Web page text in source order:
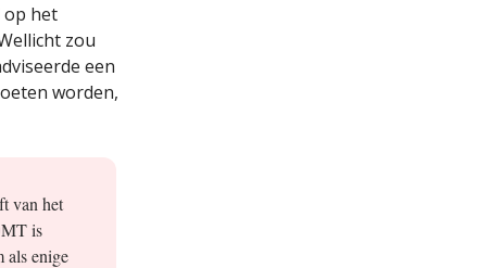
op het
zou
een
worden,
van het
is
als enige